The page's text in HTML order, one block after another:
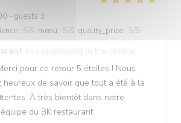
- guests 3
: 5/5 menu : 5/5 quality_price : 5/5
has responded to the review
pour ce retour 5 étoiles ! Nous
heureux de savoir que tout a été à la
À très bientôt dans notre
du BK restaurant